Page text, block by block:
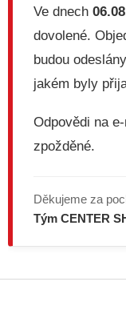
Ve dnech
dovolené.
budou
jakém byly
Odpovědi na
zpožděné.
Děkujeme za
Tým CENTER
Z